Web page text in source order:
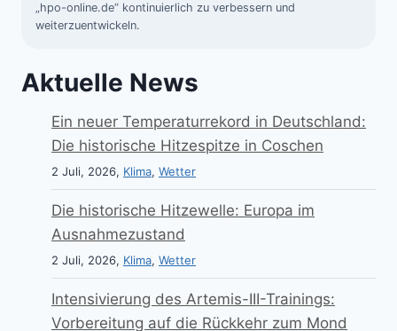
„hpo-online.de“ kontinuierlich zu verbessern und
weiterzuentwickeln.
Aktuelle News
Ein neuer Temperaturrekord in Deutschland:
Die historische Hitzespitze in Coschen
2 Juli, 2026, Klima, Wetter
Die historische Hitzewelle: Europa im
Ausnahmezustand
2 Juli, 2026, Klima, Wetter
Intensivierung des Artemis-III-Trainings:
Vorbereitung auf die Rückkehr zum Mond